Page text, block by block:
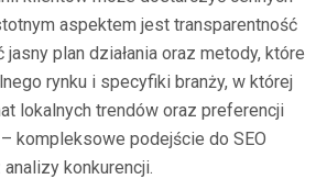
aspektem jest transparentność
plan działania oraz metody, które
rynku i specyfiki branży, w której
lokalnych trendów oraz preferencji
kompleksowe podejście do SEO
konkurencji.